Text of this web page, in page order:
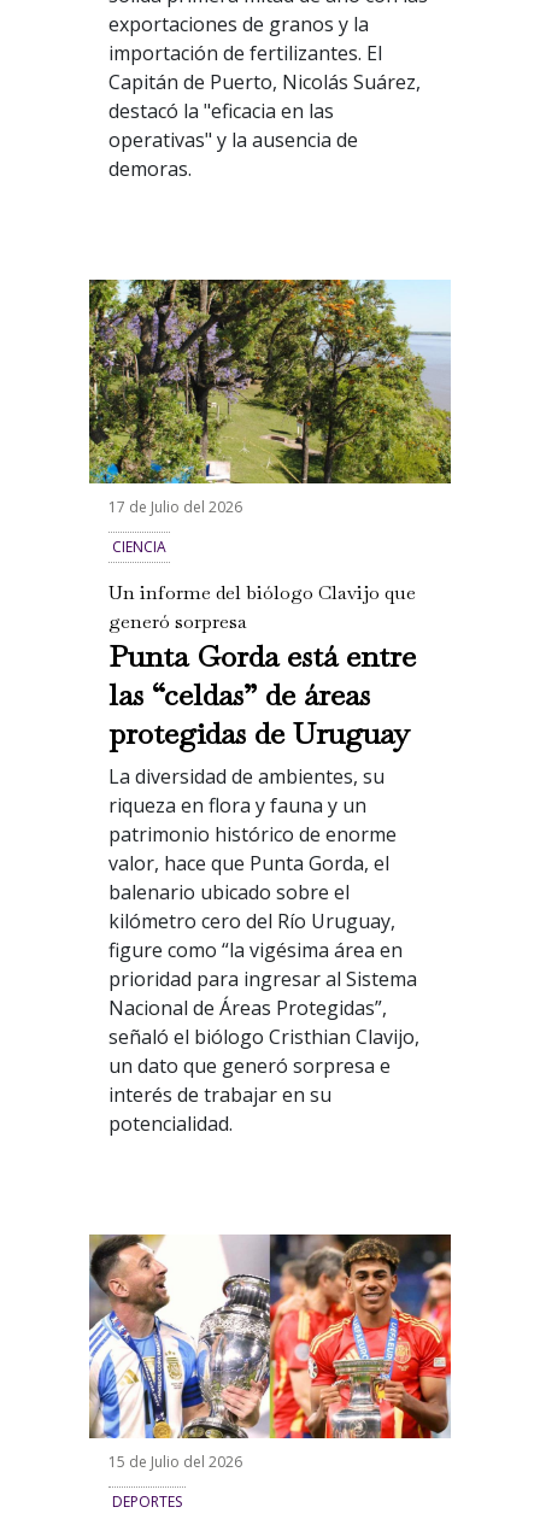
exportaciones de granos y la
importación de fertilizantes. El
Capitán de Puerto, Nicolás Suárez,
destacó la "eficacia en las
operativas" y la ausencia de
demoras.
17 de Julio del 2026
CIENCIA
Un informe del biólogo Clavijo que
generó sorpresa
Punta Gorda está entre
las “celdas” de áreas
protegidas de Uruguay
La diversidad de ambientes, su
riqueza en flora y fauna y un
patrimonio histórico de enorme
valor, hace que Punta Gorda, el
balenario ubicado sobre el
kilómetro cero del Río Uruguay,
figure como “la vigésima área en
prioridad para ingresar al Sistema
Nacional de Áreas Protegidas”,
señaló el biólogo Cristhian Clavijo,
un dato que generó sorpresa e
interés de trabajar en su
potencialidad.
15 de Julio del 2026
DEPORTES